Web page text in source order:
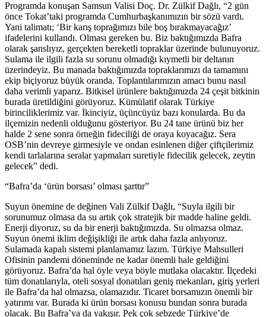
Programda konuşan Samsun Valisi Doç. Dr. Zülkif Dağlı, “2 gün
önce Tokat’taki programda Cumhurbaşkanımızın bir sözü vardı.
Yani talimatı; ‘Bir karış toprağımızı bile boş bırakmayacağız’
ifadelerini kullandı. Olması gereken bu. Biz baktığımızda Bafra
olarak şanslıyız, gerçekten bereketli topraklar üzerinde bulunuyoruz.
Sulama ile ilgili fazla su sorunu olmadığı kıymetli bir deltanın
üzerindeyiz. Bu manada baktığımızda topraklarımızı da tamamını
ekip biçiyoruz büyük oranda. Toplantılarımızın amacı bunu nasıl
daha verimli yaparız. Bitkisel ürünlere baktığımızda 24 çeşit bitkinin
burada üretildiğini görüyoruz. Kümülatif olarak Türkiye
birinciliklerimiz var. İkinciyiz, üçüncüyüz bazı konularda. Bu da
ilçemizin nedenli olduğunu gösteriyor. Bu 24 tane ürünü biz her
halde 2 sene sonra örneğin fideciliği de oraya koyacağız. Sera
OSB’nin devreye girmesiyle ve ondan esinlenen diğer çiftçilerimiz
kendi tarlalarına seralar yapmaları suretiyle fidecilik gelecek, zeytin
gelecek” dedi.
“Bafra’da ‘ürün borsası’ olması şarttır”
Suyun önemine de değinen Vali Zülkif Dağlı, “Suyla ilgili bir
sorunumuz olmasa da su artık çok stratejik bir madde haline geldi.
Enerji diyoruz, su da bir enerji baktığımızda. Su olmazsa olmaz.
Suyun önemi iklim değişikliği ile artık daha fazla anlıyoruz.
Sulamada kapalı sistemi planlamamız lazım. Türkiye Mahsulleri
Ofisinin pandemi döneminde ne kadar önemli hale geldiğini
görüyoruz. Bafra’da hal öyle veya böyle mutlaka olacaktır. İlçedeki
tüm donatılarıyla, oteli sosyal donatıları geniş mekanları, giriş yerleri
ile Bafra’da hal olmazsa, olamazıdır. Ticaret borsamızın önemli bir
yatırımı var. Burada ki ürün borsası konusu bundan sonra burada
olacak. Bu Bafra’ya da yakışır. Pek çok sebzede Türkiye’de